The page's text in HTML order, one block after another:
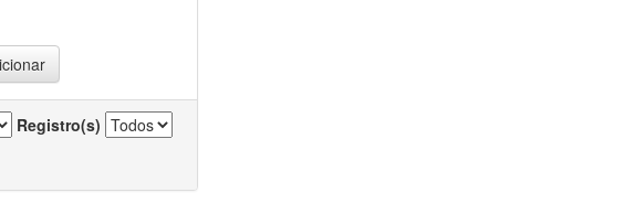
Registro(s)